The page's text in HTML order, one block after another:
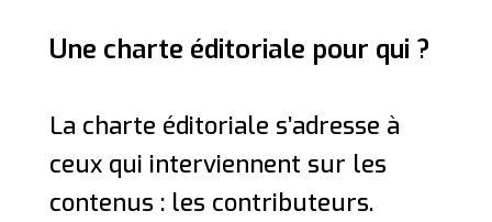
Une charte éditoriale pour qui ?
La charte éditoriale s’adresse à
ceux qui interviennent sur les
contenus : les contributeurs.